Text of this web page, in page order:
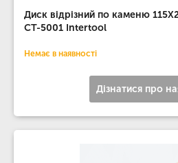
Диск відрізний по каменю
CT-5001 Intertool
Немає в наявності
Дізнатися про